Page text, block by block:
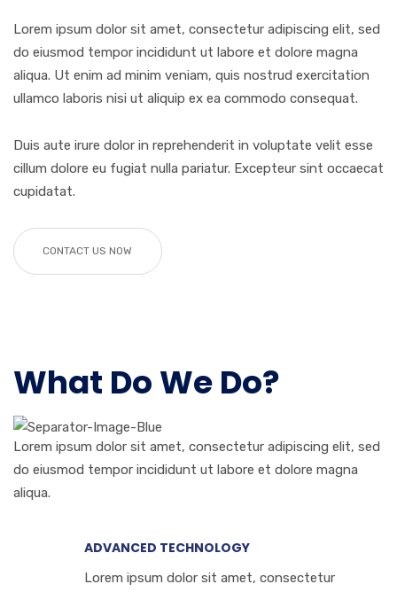
Lorem ipsum dolor sit amet, consectetur adipiscing elit, sed
do eiusmod tempor incididunt ut labore et dolore magna
aliqua. Ut enim ad minim veniam, quis nostrud exercitation
ullamco laboris nisi ut aliquip ex ea commodo consequat.
Duis aute irure dolor in reprehenderit in voluptate velit esse
cillum dolore eu fugiat nulla pariatur. Excepteur sint occaecat
cupidatat.
CONTACT US NOW
What Do We Do?
Lorem ipsum dolor sit amet, consectetur adipiscing elit, sed
do eiusmod tempor incididunt ut labore et dolore magna
aliqua.
ADVANCED TECHNOLOGY
Lorem ipsum dolor sit amet, consectetur